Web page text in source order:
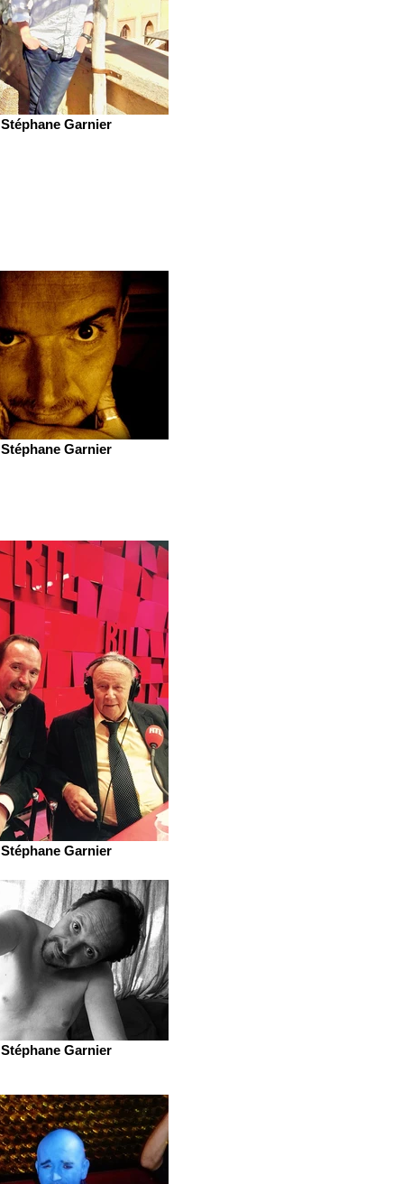
Stéphane Garnier
Stéphane Garnier
Stéphane Garnier
Stéphane Garnier